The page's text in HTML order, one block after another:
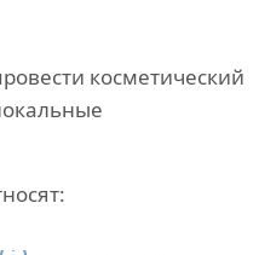
косметический